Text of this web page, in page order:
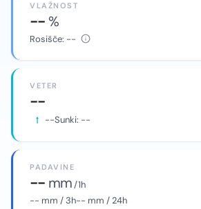
VLAŽNOST
--%
Rosišče: --
VETER
--
--Sunki: --
PADAVINE
-- mm/ 1h
-- mm / 3h-- mm / 24h